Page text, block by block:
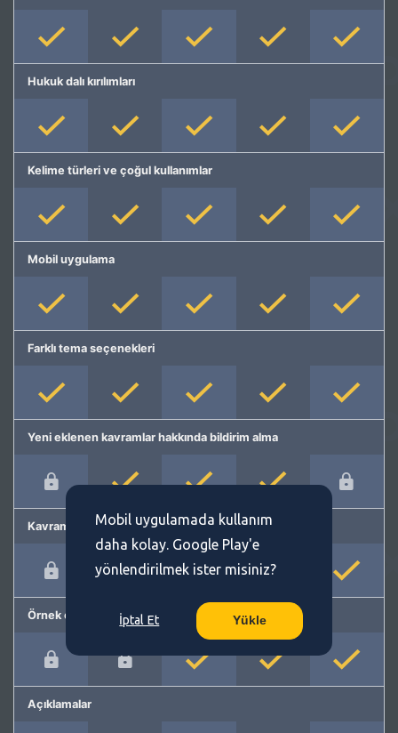
Hukuk dalı kırılımları
Kelime türleri ve çoğul kullanımlar
Mobil uygulama
Farklı tema seçenekleri
Yeni eklenen kavramlar hakkında bildirim alma
Kavram önerme
Örnek cümleler
Açıklamalar
Mobil uygulamada kullanım
daha kolay. Google Play'e
yönlendirilmek ister misiniz?
İptal Et Yükle